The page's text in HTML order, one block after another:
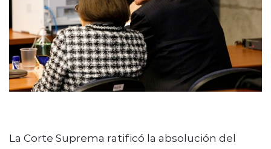
modo claro
La Corte Suprema ratificó la absolución del